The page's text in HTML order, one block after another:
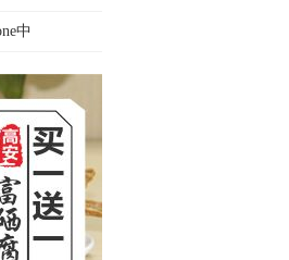
中